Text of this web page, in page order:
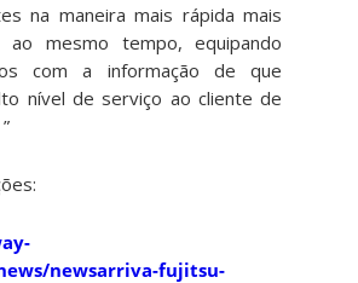
na maneira mais rápida mais
ao mesmo tempo, equipando
com a informação de que
nível de serviço ao cliente de
newsarriva-fujitsu-